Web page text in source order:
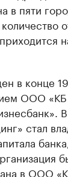
в пяти
в конце
ООО «КБ
стал
в ООО